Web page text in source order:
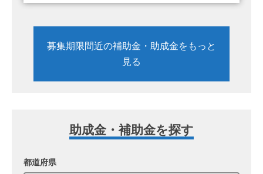
募集期限間近の補助金・助成金をもっと
見る
助成金・補助金を探す
都道府県